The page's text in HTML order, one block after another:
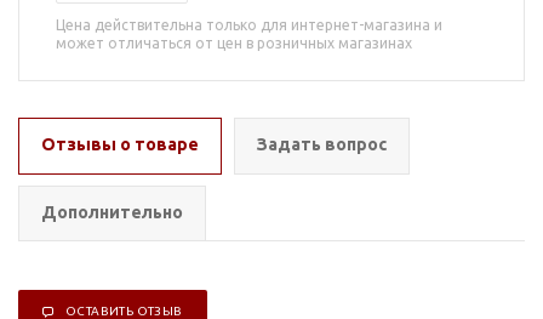
Цена действительна только для интернет-магазина и
может отличаться от цен в розничных магазинах
Отзывы о товаре Задать вопрос
Дополнительно
ОСТАВИТЬ ОТЗЫВ